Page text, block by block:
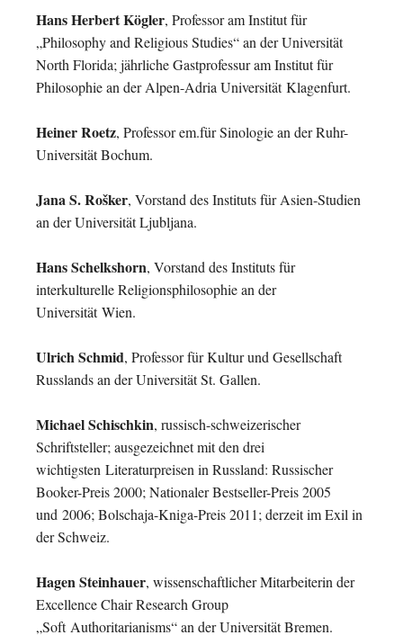
Hans Herbert Kögler, Professor am Institut für
„Philosophy and Religious Studies“ an der Universität
North Florida; jährliche Gastprofessur am Institut für
Philosophie an der Alpen-Adria UniversitätKlagenfurt.
Heiner Roetz, Professor em.für Sinologie an der Ruhr-
Universität Bochum.
Jana S. Rošker, Vorstand des Instituts für Asien-Studien
an der Universität Ljubljana.
Hans Schelkshorn, Vorstand des Instituts für
interkulturelle Religionsphilosophie an der
UniversitätWien.
Ulrich Schmid, Professor für Kultur und Gesellschaft
Russlands an der Universität St. Gallen.
Michael Schischkin, russisch-schweizerischer
Schriftsteller; ausgezeichnet mit den drei
wichtigsten Literaturpreisen in Russland: Russischer
Booker-Preis 2000; Nationaler Bestseller-Preis 2005
und 2006; Bolschaja-Kniga-Preis 2011; derzeit im Exil in
der Schweiz.
Hagen Steinhauer, wissenschaftlicher Mitarbeiterin der
Excellence Chair Research Group
„Soft Authoritarianisms“ an der Universität Bremen.